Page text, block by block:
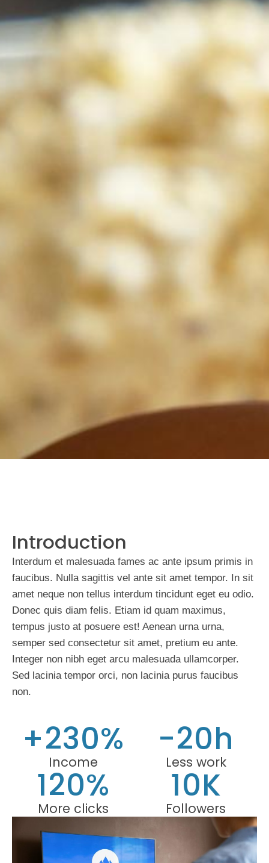
Introduction
Interdum et malesuada fames ac ante ipsum primis in
faucibus. Nulla sagittis vel ante sit amet tempor. In sit
amet neque non tellus interdum tincidunt eget eu odio.
Donec quis diam felis. Etiam id quam maximus,
tempus justo at posuere est! Aenean urna urna,
semper sed consectetur sit amet, pretium eu ante.
Integer non nibh eget arcu malesuada ullamcorper.
Sed lacinia tempor orci, non lacinia purus faucibus
non.
+230%
Income
-20h
Less work
120%
More clicks
10K
Followers